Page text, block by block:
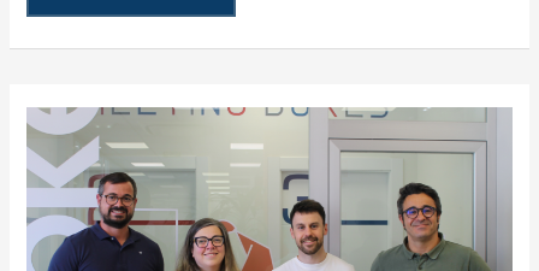
EBROKER
REÚNE
A
1.500
PROFESIONALES
PARA
PROFUNDIZAR
EN
SU
ECOSISTEMA
TECNOLÓGICO